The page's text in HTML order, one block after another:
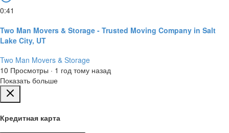
0:41
Two Man Movers & Storage - Trusted Moving Company in Salt
Lake City, UT
Two Man Movers & Storage
10 Просмотры · 1 год тому назад
Показать больше
Кредитная карта